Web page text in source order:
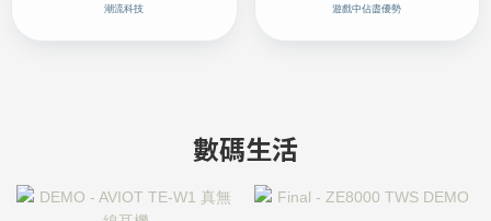
潮流科技 遊戲中佔盡優勢
數碼生活